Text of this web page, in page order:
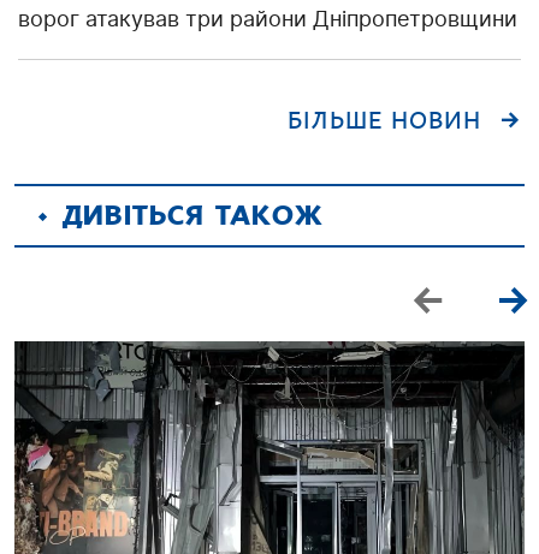
ворог атакував три райони Дніпропетровщини
БІЛЬШЕ НОВИН
ДИВІТЬСЯ ТАКОЖ